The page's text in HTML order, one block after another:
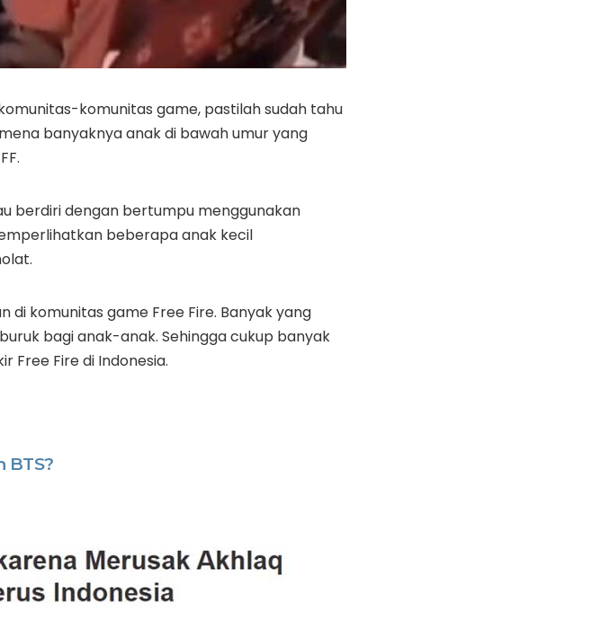
komunitas game, pastilah sudah tahu
banyaknya anak di bawah umur yang
berdiri dengan bertumpu menggunakan
beberapa anak kecil
komunitas game Free Fire. Banyak yang
bagi anak-anak. Sehingga cukup banyak
Free Fire di Indonesia.
BTS?